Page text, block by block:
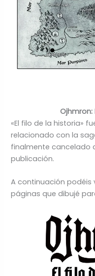
Ojhmron:
«El filo de la historia»
relacionado con la
finalmente cancelado
publicación.
A continuación podéis
páginas que dibujé